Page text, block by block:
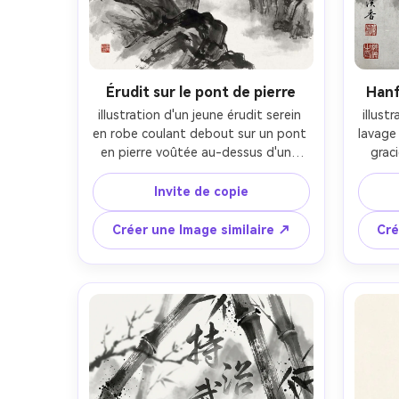
Érudit sur le pont de pierre
illustration d'un jeune érudit serein
en robe coulant debout sur un pont
en pierre voûtée au-dessus d'une
rivière brumeuse, montagnes
superposées lointaines s'estompant
en lavages gris clair, texture
expressive de pinceau sec sur les
rochers, dégradés doux d'encre
humide dans le ciel, espace négatif
fort, palette minimale avec un petit
tampon de sceau rouge minéral,
composition traditionnelle élégante,
hautement détaillée, qualité chef-
d'œuvre, objectif 85 mm, profondeur
de champ peu profonde-AR 4:5
Invite de copie
Créer une Image similaire ↗
grise
subtil
bel